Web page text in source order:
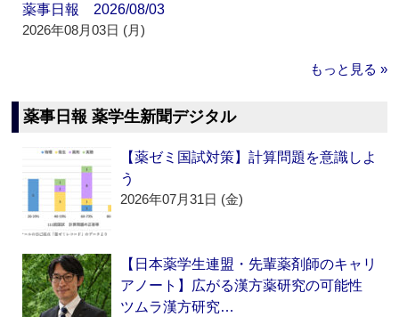
薬事日報 2026/08/03
2026年08月03日 (月)
もっと見る »
薬事日報 薬学生新聞デジタル
【薬ゼミ国試対策】計算問題を意識しよ
う
2026年07月31日 (金)
【日本薬学生連盟・先輩薬剤師のキャリ
アノート】広がる漢方薬研究の可能性
ツムラ漢方研究…